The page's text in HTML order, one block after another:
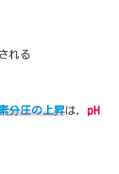
れる
分圧の上昇は， pH